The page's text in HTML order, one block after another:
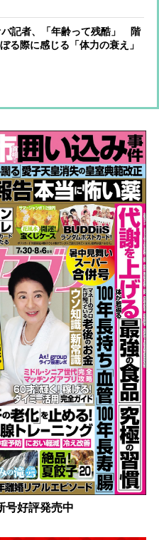
バ記者、「年齢って残酷」 階
る際に感じる「体力の衰え」
断ち”で変えたい「見た目年
号好評発売中